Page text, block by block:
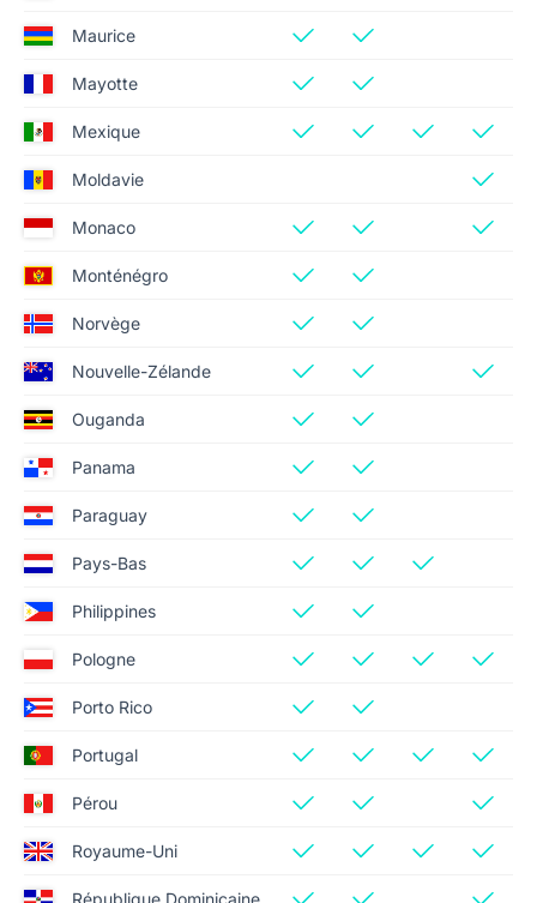
Maurice
Mayotte
Mexique
Moldavie
Monaco
Monténégro
Norvège
Nouvelle-Zélande
Ouganda
Panama
Paraguay
Pays-Bas
Philippines
Pologne
Porto Rico
Portugal
Pérou
Royaume-Uni
République Dominicaine